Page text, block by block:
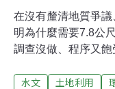
在沒有釐清地質爭
明為什麼需要7.8公
調查沒做、程序又
畫）。22天 史上最
水文 土地利用